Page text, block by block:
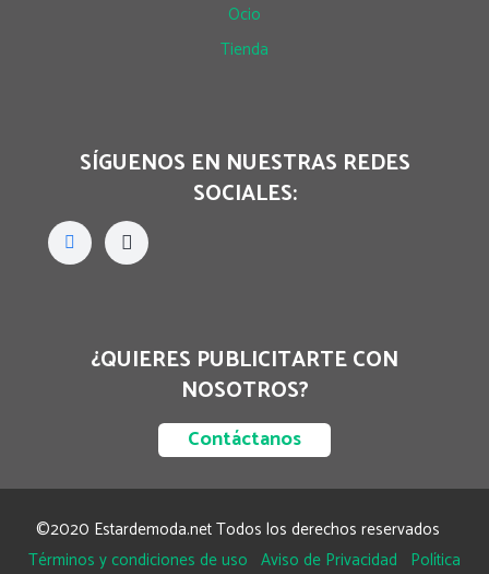
Ocio
Tienda
SÍGUENOS EN NUESTRAS REDES
SOCIALES:
¿QUIERES PUBLICITARTE CON
NOSOTROS?
Contáctanos
©2020 Estardemoda.net Todos los derechos reservados
Términos y condiciones de uso Aviso de Privacidad Política